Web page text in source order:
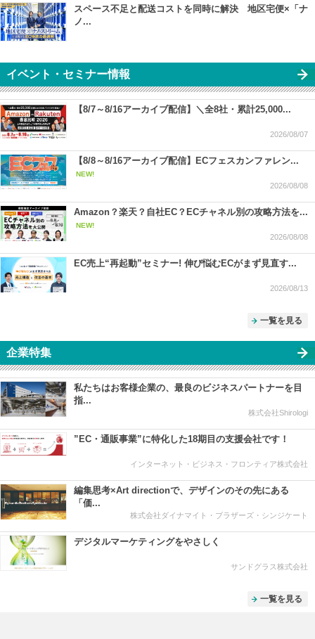
スペース不足と配送コストを同時に解決 地区宅便×「ナ
ノ...
イベント・セミナー情報
【8/7～8/16アーカイブ配信】＼全8社・累計25,000...
2026/08/07
【8/8～8/16アーカイブ配信】ECフェスカンファレン...
NEW!
2026/08/08
Amazon？楽天？自社EC？ECチャネル別の攻略方法を...
NEW!
2026/08/08
EC売上“再起動”セミナー! 伸び悩むECがまず見直す...
2026/08/13
一覧を見る
企業特集
私たちはお客様企業の、最良のビジネスパートナーを目
指...
株式会社Shirologi
”EC・通販事業”に特化した18期目の支援会社です！
インターネット・ビジネス・フロンティア株式会社
編集思考×Art directionで、デザインのその先にある
「価...
株式会社ダイナマイト・ブラザーズ・シンジケート
デジタルマーケティングをやさしく
サンドグラス株式会社
一覧を見る